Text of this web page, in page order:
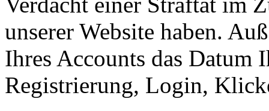
unserer Website haben.
Ihres Accounts das Datum
Registrierung, Login,